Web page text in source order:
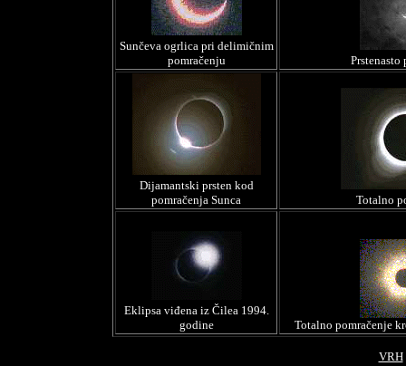
Sunčeva ogrlica pri delimičnim
pomračenju
Prstenasto
Dijamantski prsten kod
pomračenja Sunca
Totalno
Eklipsa viđena iz Čilea 1994.
godine
Totalno pomračenje
VRH